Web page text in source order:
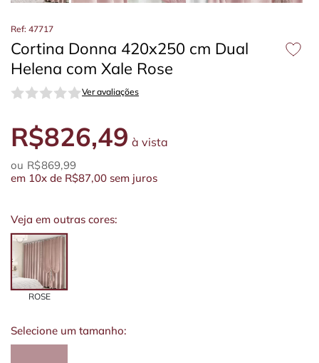
Ref: 47717
Cortina Donna 420x250 cm Dual
Helena com Xale Rose
Ver avaliações
R$826,49 à vista
R$869,99
em 10x de R$87,00 sem juros
Veja em outras cores:
ROSE
Selecione um tamanho: